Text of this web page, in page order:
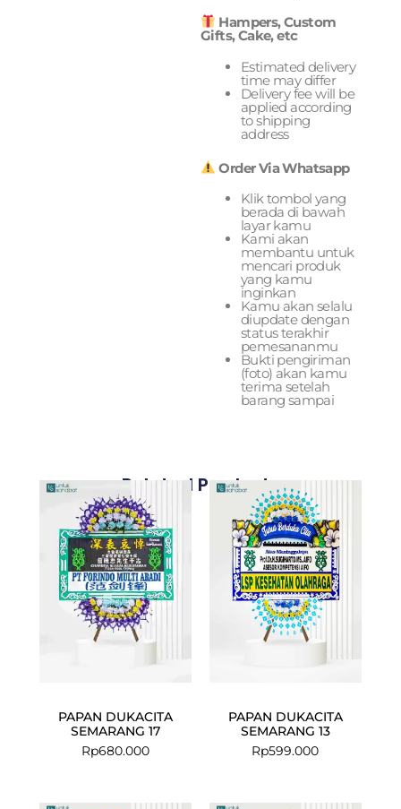
Hampers, Custom
Gifts, Cake, etc
Estimated delivery
time may differ
Delivery fee will be
applied according
to shipping
address
Order Via Whatsapp
Klik tombol yang
berada di bawah
layar kamu
Kami akan
membantu untuk
mencari produk
yang kamu
inginkan
Kamu akan selalu
diupdate dengan
status terakhir
pemesananmu
Bukti pengiriman
(foto) akan kamu
terima setelah
barang sampai
Related Products
PAPAN DUKACITA
SEMARANG 17
Rp680.000
PAPAN DUKACITA
SEMARANG 13
Rp599.000